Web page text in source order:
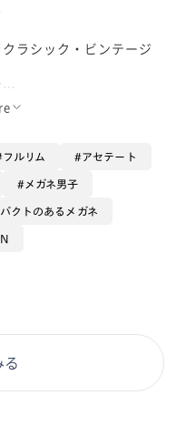
ラシック・ビンテージ
フルリム アセテート
メガネ男子
クトのあるメガネ